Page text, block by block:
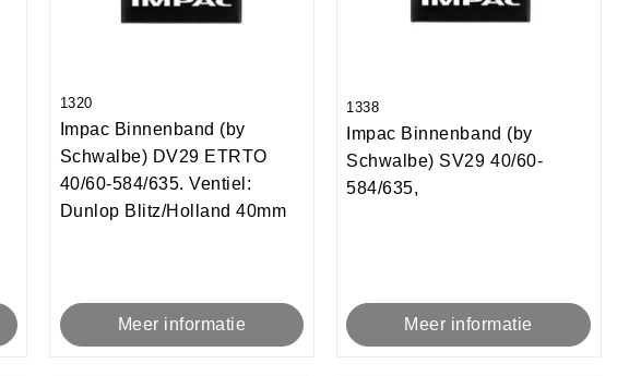
1320
Impac Binnenband (by
Schwalbe) DV29 ETRTO
40/60-584/635. Ventiel:
Dunlop Blitz/Holland 40mm
Meer informatie
1338
Impac Binnenband (by
Schwalbe) SV29 40/60-
584/635,
Meer informatie